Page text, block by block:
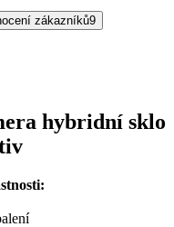
zákazníků9
hybridní sklo